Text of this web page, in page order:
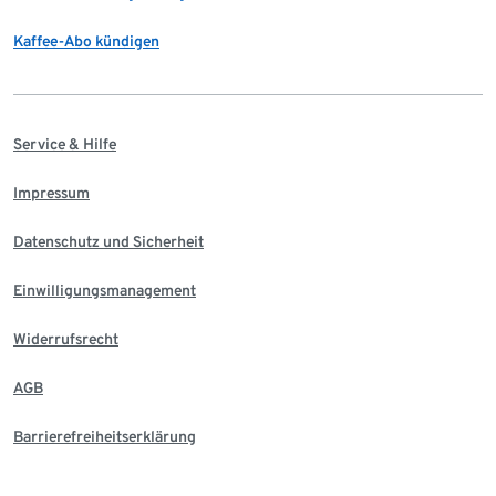
Kaffee-Abo kündigen
Service & Hilfe
Impressum
Datenschutz und Sicherheit
Einwilligungsmanagement
Widerrufsrecht
AGB
Barrierefreiheitserklärung